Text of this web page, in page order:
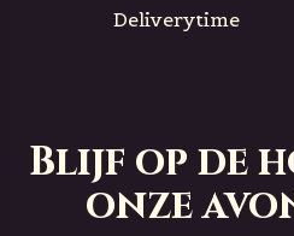
Deliverytime
Blijf op de
onze